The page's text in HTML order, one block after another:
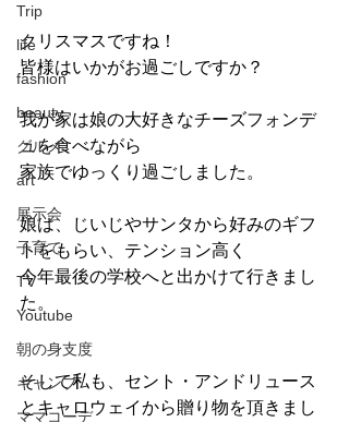
Trip
life
fashion
beauty
グルメ
art
展示会
子育て
TV
Youtube
朝の身支度
キャンプ
ママコーデ
クリスマスですね！
皆様はいかがお過ごしですか？
我が家は娘の大好きなチーズフォンデ
ュを食べながら
家族でゆっくり過ごしました。
娘は、じいじやサンタから好みのギフ
トをもらい、テンション高く
今年最後の学校へと出かけて行きまし
た。
そして私も、セント・アンドリュース
とキャロウェイから贈り物を頂きまし